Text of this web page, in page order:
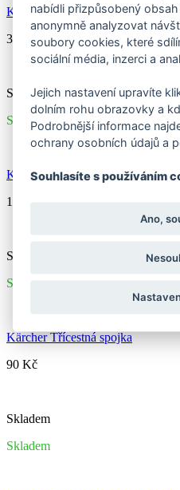
Kärcher hadicový redukční ventil
350 Kč
Skladem
Skladem
Kärcher Univerzální opravka
130 Kč
Skladem
Skladem
Kärcher Třícestná spojka
90 Kč
Skladem
Skladem
nabídli přizpůsobený
anonymně analyzovat
soubory cookies, které
sociální média, inzerci a
Jejich nastavení upravíte
dolním rohu obrazovky a
Podrobnější informace
ochrany osobních údajů a
Souhlasíte s používáním
Ano,